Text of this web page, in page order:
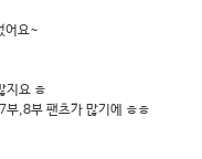
어요~
지요 ㅎ
부,8부 팬츠가 많기에 ㅎㅎ